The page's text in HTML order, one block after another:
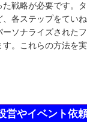
戦略が必要です。
各ステップをてい
ソナライズされた
。これらの方法を
営やイベント依